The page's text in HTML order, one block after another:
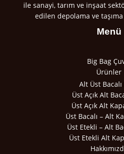
ile sanayi, tarım ve inşaat
edilen depolama ve
Menü
Big Bag
Ürünler
Alt Üst
Üst Açık Alt
Üst Açık Alt
Üst Bacalı – Alt
Üst Etekli – Alt
Üst Etekli Alt